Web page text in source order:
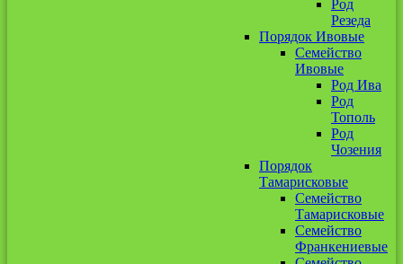
Род
Резеда
Порядок Ивовые
Семейство
Ивовые
Род Ива
Род
Тополь
Род
Чозения
Порядок
Тамарисковые
Семейство
Тамарисковые
Семейство
Франкениевые